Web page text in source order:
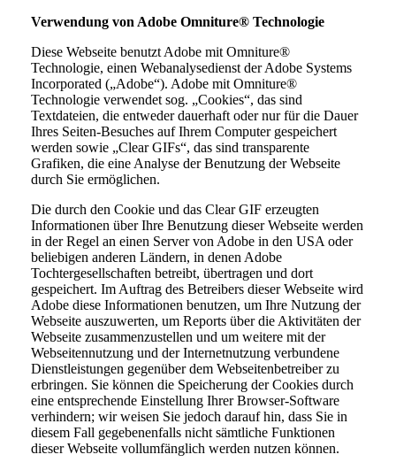
Verwendung von Adobe Omniture® Technologie
Diese Webseite benutzt Adobe mit Omniture®
Technologie, einen Webanalysedienst der Adobe Systems
Incorporated („Adobe“). Adobe mit Omniture®
Technologie verwendet sog. „Cookies“, das sind
Textdateien, die entweder dauerhaft oder nur für die Dauer
Ihres Seiten-Besuches auf Ihrem Computer gespeichert
werden sowie „Clear GIFs“, das sind transparente
Grafiken, die eine Analyse der Benutzung der Webseite
durch Sie ermöglichen.
Die durch den Cookie und das Clear GIF erzeugten
Informationen über Ihre Benutzung dieser Webseite werden
in der Regel an einen Server von Adobe in den USA oder
beliebigen anderen Ländern, in denen Adobe
Tochtergesellschaften betreibt, übertragen und dort
gespeichert. Im Auftrag des Betreibers dieser Webseite wird
Adobe diese Informationen benutzen, um Ihre Nutzung der
Webseite auszuwerten, um Reports über die Aktivitäten der
Webseite zusammenzustellen und um weitere mit der
Webseitennutzung und der Internetnutzung verbundene
Dienstleistungen gegenüber dem Webseitenbetreiber zu
erbringen. Sie können die Speicherung der Cookies durch
eine entsprechende Einstellung Ihrer Browser-Software
verhindern; wir weisen Sie jedoch darauf hin, dass Sie in
diesem Fall gegebenenfalls nicht sämtliche Funktionen
dieser Webseite vollumfänglich werden nutzen können.